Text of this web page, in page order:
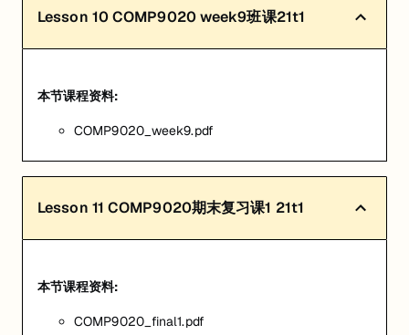
Lesson 10COMP9020 week9班课21t1
本节课程资料:
COMP9020_week9.pdf
Lesson 11 COMP9020期末复习课1 21t1
本节课程资料:
COMP9020_final1.pdf